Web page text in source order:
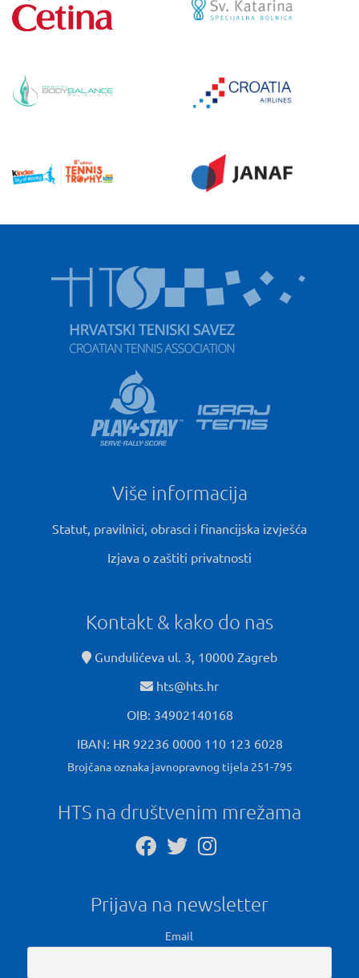
Više informacija
Statut, pravilnici, obrasci i financijska izvješća
Izjava o zaštiti privatnosti
Kontakt & kako do nas
Gundulićeva ul. 3, 10000 Zagreb
hts@hts.hr
OIB: 34902140168
IBAN: HR 92236 0000 110 123 6028
Brojčana oznaka javnopravnog tijela 251-795
HTS na društvenim mrežama
Prijava na newsletter
Email